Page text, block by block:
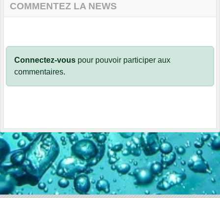
COMMENTEZ LA NEWS
Connectez-vous pour pouvoir participer aux
commentaires.